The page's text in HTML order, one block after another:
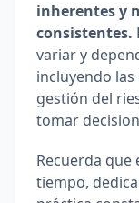
inherentes y
consistentes.
variar y
incluyendo
gestión del
tomar
Recuerda
tiempo,